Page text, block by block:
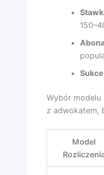
Wybór
z adwokatem,
Model